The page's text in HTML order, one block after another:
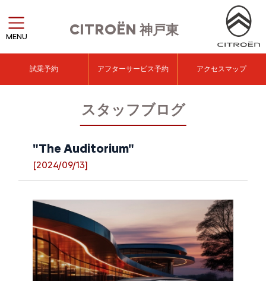
CITROËN神戸東
MENU
試乗予約 アフターサービス予約 アクセスマップ
スタッフブログ
"The Auditorium"
[2024/09/13]